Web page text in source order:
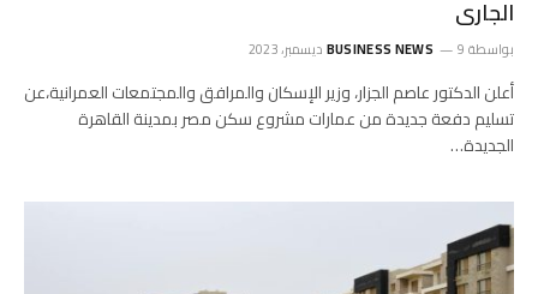
الجارى
بواسطة BUSINESS NEWS 9 ديسمبر، 2023
أعلن الدكتور عاصم الجزار، وزير الإسكان والمرافق والمجتمعات العمرانية،عن
تسليم دفعة جديدة من عمارات مشروع سكن مصر بمدينة القاهرة
الجديدة…